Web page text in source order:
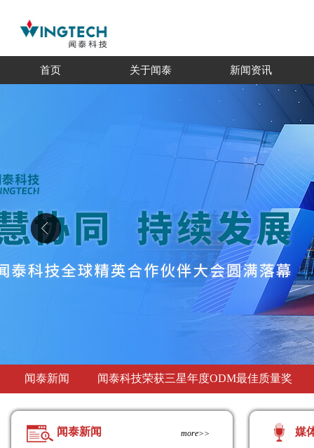
首页 关于闻泰 新闻资讯
闻泰新闻 闻泰科技荣获三星年度ODM最佳质量奖
全国首批！闻泰科技获批在海关特殊监管
闻泰新闻
more>> 媒